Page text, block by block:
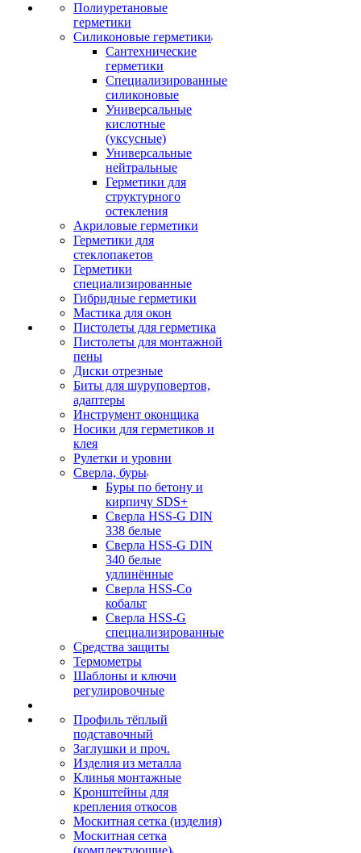
Полиуретановые
герметики
Силиконовые герметики
Сантехнические
герметики
Специализированные
силиконовые
Универсальные
кислотные
(уксусные)
Универсальные
нейтральные
Герметики для
структурного
остекления
Акриловые герметики
Герметики для
стеклопакетов
Герметики
специализированные
Гибридные герметики
Мастика для окон
Пистолеты для герметика
Пистолеты для монтажной
пены
Диски отрезные
Биты для шуруповертов,
адаптеры
Инструмент оконщика
Носики для герметиков и
клея
Рулетки и уровни
Сверла, буры
Буры по бетону и
кирпичу SDS+
Сверла HSS-G DIN
338 белые
Сверла HSS-G DIN
340 белые
удлинённые
Сверла HSS-Co
кобальт
Сверла HSS-G
специализированные
Средства защиты
Термометры
Шаблоны и ключи
регулировочные
Профиль тёплый
подставочный
Заглушки и проч.
Изделия из металла
Клинья монтажные
Кронштейны для
крепления откосов
Москитная сетка (изделия)
Москитная сетка
(комплектующие)